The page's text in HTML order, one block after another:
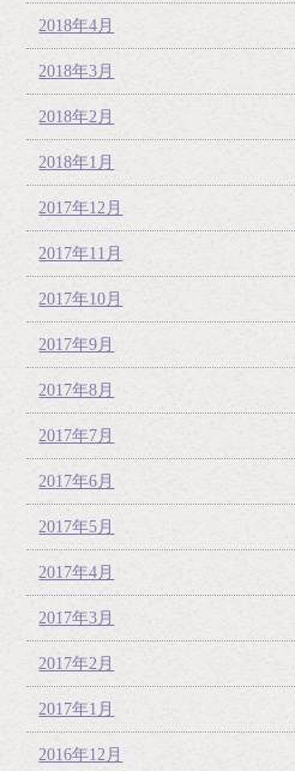
2018年4月
2018年3月
2018年2月
2018年1月
2017年12月
2017年11月
2017年10月
2017年9月
2017年8月
2017年7月
2017年6月
2017年5月
2017年4月
2017年3月
2017年2月
2017年1月
2016年12月